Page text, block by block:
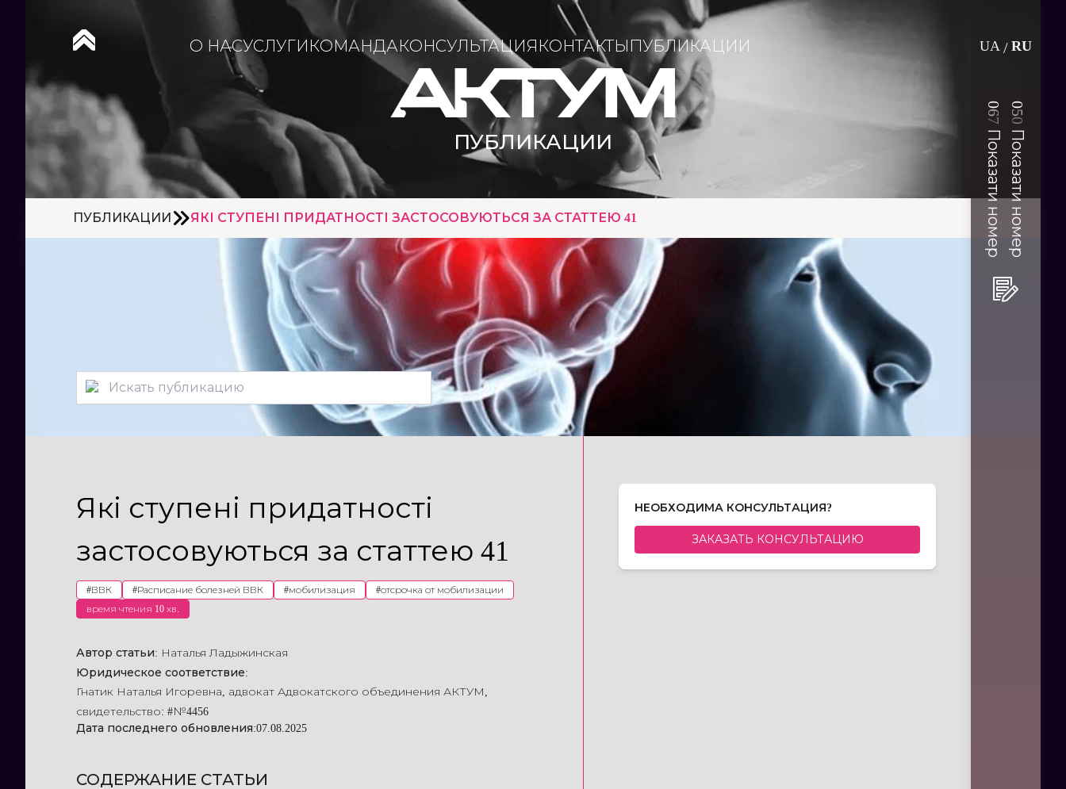
О НАСУСЛУГИ КОМАНДА КОНСУЛЬТАЦИЯ КОНТАКТЫ ПУБЛИКАЦИИ UA / RU
0
5
0
Показати номер
0
6
7
Показати номер
ПУБЛИКАЦИИ
ПУБЛИКАЦИИ ЯКІ СТУПЕНІ ПРИДАТНОСТІ ЗАСТОСОВУЮТЬСЯ ЗА СТАТТЕЮ 41
Які ступені придатності
застосовуються за статтею 41
#ВВК #Расписание болезней ВВК #мобилизация #отсрочка от мобилизации
время чтения 10 хв.
Автор статьи: Наталья Ладыжинская
Юридическое соответствие:
Гнатик Наталья Игоревна, адвокат Адвокатского объединения АКТУМ ,
свидетельство: #№4456
Дата последнего обновления:07.08.2025
СОДЕРЖАНИЕ СТАТЬИ
НЕОБХОДИМА КОНСУЛЬТАЦИЯ?
ЗАКАЗАТЬ КОНСУЛЬТАЦИЮ